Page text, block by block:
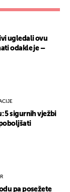
ugledali ovu
odakle je –
5 sigurnih vježbi
pa posežete